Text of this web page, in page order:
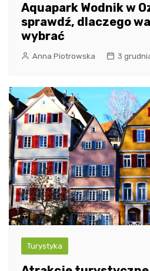
Aquapark Wodnik w
sprawdź, dlaczego
wybrać
Anna Piotrowska 3
Turystyka